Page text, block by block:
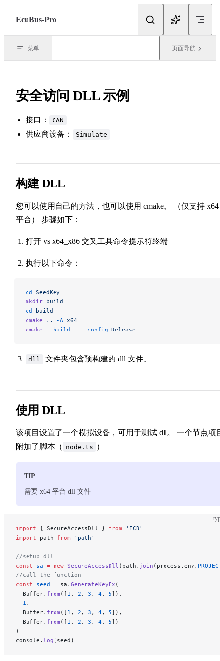
EcuBus-Pro
菜单 页面导航
安全访问 DLL 示例
接口： CAN
供应商设备： Simulate
构建 DLL
您可以使用自己的方法，也可以使用 cmake。 （仅支持 x64
平台） 步骤如下：
打开 vs x64_x86 交叉工具命令提示符终端
执行以下命令：
cd SeedKey
mkdir build
cd build
cmake .. -A x64
cmake --build . --config Release
dll 文件夹包含预构建的 dll 文件。
使用 DLL
该项目设置了一个模拟设备，可用于测试 dll。 一个节点项
附加了脚本（ node.ts ）
TIP
需要 x64 平台 dll 文件
import { SecureAccessDll } from 'ECB'
import path from 'path'
//setup dll
const sa = new SecureAccessDll (path. join (process.env.
//call the function
const seed = sa. GenerateKeyEx (
  Buffer.
from ([ 1 , 2 , 3 , 4, 5]),
  1
,
  Buffer.
from ([ 1 , 2 , 3 , 4, 5]),
  Buffer.
from ([ 1 , 2 , 3 , 4, 5])
)
console. log (seed)